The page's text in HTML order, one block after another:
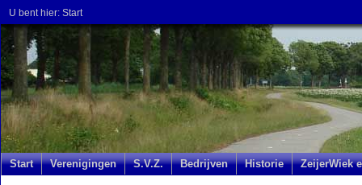
U bent hier: Start
Start Verenigingen S.V.Z. Bedrijven Historie ZeijerWiek